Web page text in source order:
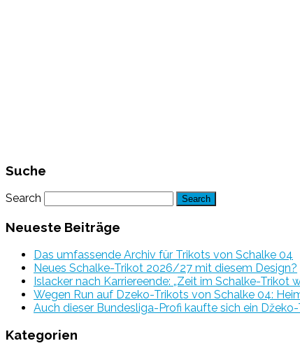
Suche
Search
Neueste Beiträge
Das umfassende Archiv für Trikots von Schalke 04
Neues Schalke-Trikot 2026/27 mit diesem Design?
Islacker nach Karriereende: „Zeit im Schalke-Trikot
Wegen Run auf Dzeko-Trikots von Schalke 04:
Auch dieser Bundesliga-Profi kaufte sich ein
Kategorien